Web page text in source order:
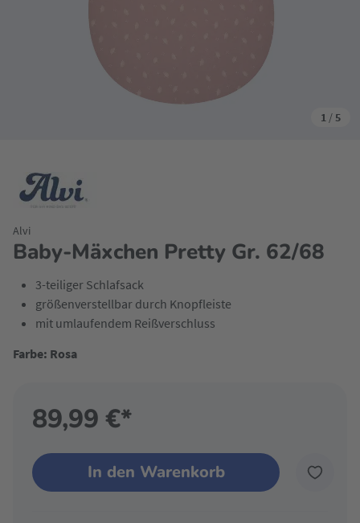
1 / 5
Baby-Mäxchen Pretty Gr. 62/68
Alvi
3-teiliger Schlafsack
größenverstellbar durch Knopfleiste
mit umlaufendem Reißverschluss
Farbe: Rosa
89,99 €*
In den Warenkorb